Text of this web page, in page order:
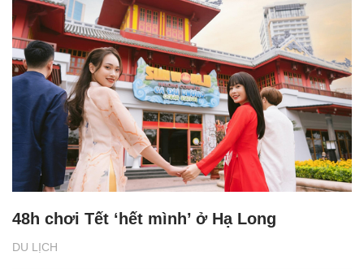
DU LỊCH
48h chơi Tết ‘hết mình’ ở Hạ Long